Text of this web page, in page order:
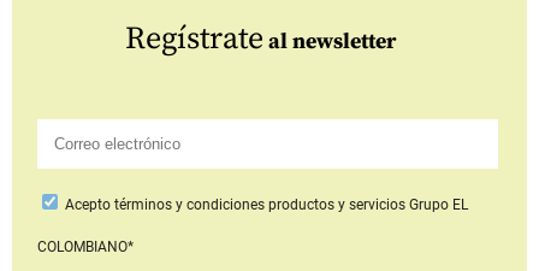
Regístrate al newsletter
Aceptotérminos y condiciones productos y serviciosGrupo EL
COLOMBIANO*